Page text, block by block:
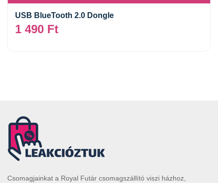
USB BlueTooth 2.0 Dongle
1 490 Ft
Csomagjainkat a Royal Futár csomagszállító viszi házhoz,